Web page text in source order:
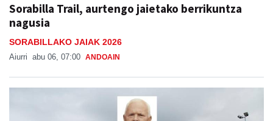
Sorabilla Trail, aurtengo jaietako berrikuntza
nagusia
SORABILLAKO JAIAK 2026
Aiurri abu 06, 07:00 ANDOAIN